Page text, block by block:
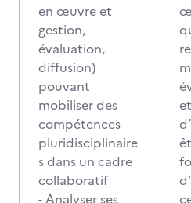
en œuvre et
gestion,
évaluation,
diffusion)
pouvant
mobiliser des
compétences
pluridisciplinaire
s dans un cadre
collaboratif
- Analyser ses